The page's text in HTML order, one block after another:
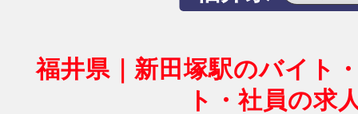
福井県｜新田塚駅のバイト
ト・社員の求